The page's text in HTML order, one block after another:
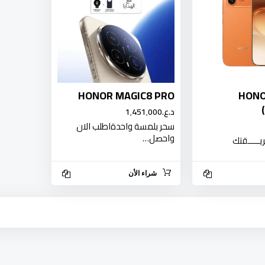
HONOR MAGIC8 PRO
د.ع.‏1٬451٬000
سحر بلمسة واحدةاطلب الان
واحصل…
شراء الأن